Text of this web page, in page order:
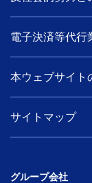
電子決済等代行
本ウェブサイト
サイトマップ
グループ会社